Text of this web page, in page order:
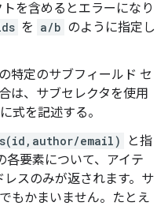
を含めるとエラーになり
を a/b のように指定し
特定のサブフィールド セ
は、サブセレクタを使用
式を記述する。
email)
と指
各要素について、アイテ
スのみが返されます。サ
もかまいません。たとえ